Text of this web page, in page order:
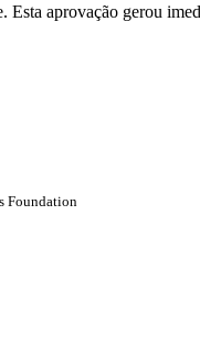
aprovação gerou
Foundation